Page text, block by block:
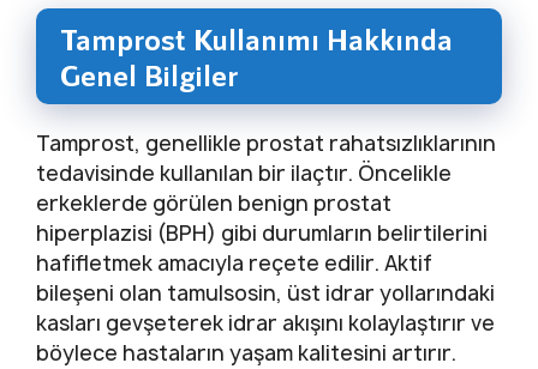
Tamprost Kullanımı Hakkında
Genel Bilgiler
Tamprost, genellikle prostat rahatsızlıklarının
tedavisinde kullanılan bir ilaçtır. Öncelikle
erkeklerde görülen benign prostat
hiperplazisi (BPH) gibi durumların belirtilerini
hafifletmek amacıyla reçete edilir. Aktif
bileşeni olan tamulsosin, üst idrar yollarındaki
kasları gevşeterek idrar akışını kolaylaştırır ve
böylece hastaların yaşam kalitesini artırır.